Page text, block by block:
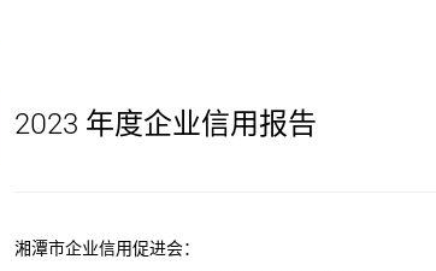
2023 年度企业信用报告
湘潭市企业信用促进会：